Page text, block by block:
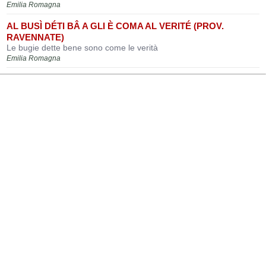
Emilia Romagna
AL BUSÌ DÉTI BÂ A GLI È COMA AL VERITÉ (PROV.
RAVENNATE)
Le bugie dette bene sono come le verità
Emilia Romagna